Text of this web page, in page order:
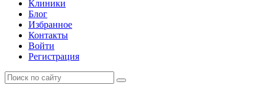
Клиники
Блог
Избранное
Контакты
Войти
Регистрация